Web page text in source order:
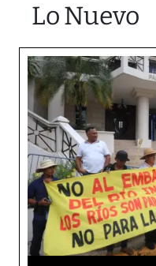
Lo Nuevo